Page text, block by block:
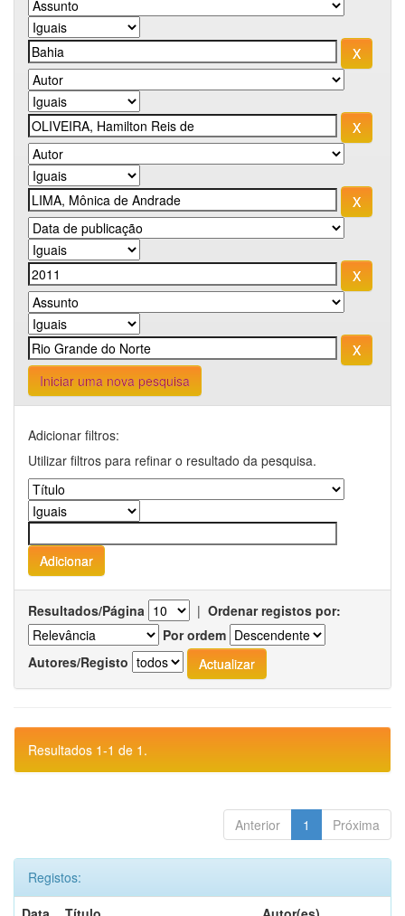
Iniciar uma nova pesquisa
Adicionar filtros:
Utilizar filtros para refinar o resultado da pesquisa.
Resultados/Página | Ordenar registos por:
Por ordem
Autores/Registo
Resultados 1-1 de 1.
Anterior 1 Próxima
Registos: